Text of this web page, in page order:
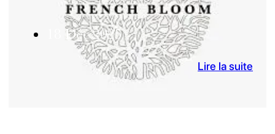
18 Déc 2025
Lire la suite